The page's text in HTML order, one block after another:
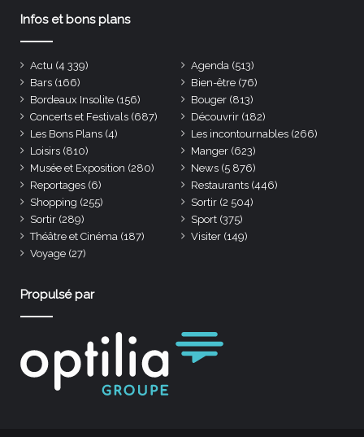
Infos et bons plans
Actu (4 339) Agenda (513)
Bars (166) Bien-être (76)
Bordeaux Insolite (156) Bouger (813)
Concerts et Festivals (687) Découvrir (182)
Les Bons Plans (4) Les incontournables (266)
Loisirs (810) Manger (623)
Musée et Exposition (280) News (5 876)
Reportages (6) Restaurants (446)
Shopping (255) Sortir (2 504)
Sortir (289) Sport (375)
Théâtre et Cinéma (187) Visiter (149)
Voyage (27)
Propulsé par